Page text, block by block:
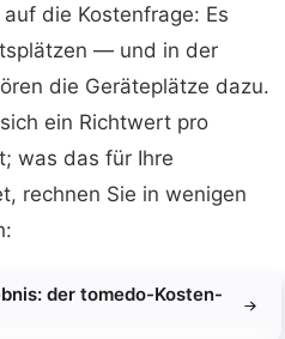
die Kostenfrage: Es
— und in der
die Geräteplätze dazu.
ein Richtwert pro
was das für Ihre
rechnen Sie in wenigen
der tomedo-Kosten-